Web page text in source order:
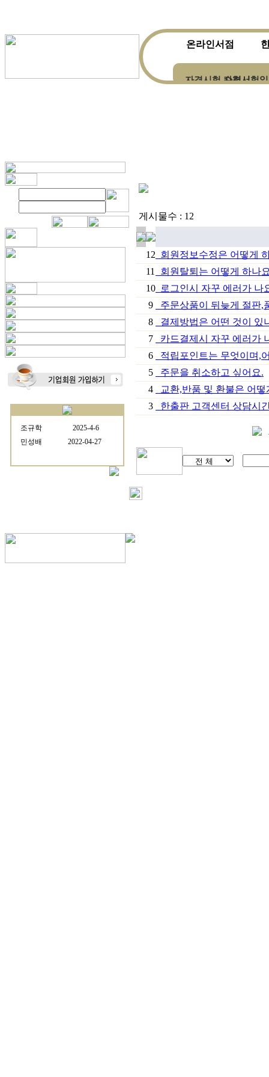
온라인서점
자격시험 수험서
자격시험
게시물수 : 12
12 회원정보수정은 어떻게
11
회원탈퇴는 어떻게 하나
10 로그인시 자꾸 에러가 나
9
주문상품이 뒤늦게 절판,
8
결제방법은 어떤 것이 있
7
카드결제시 자꾸 에러가
6
적립포인트는 무엇이며,
5
주문을 취소하고 싶어요.
4
교환,반품 및 환불은 어떻
3
한출판 고객센터 상담시